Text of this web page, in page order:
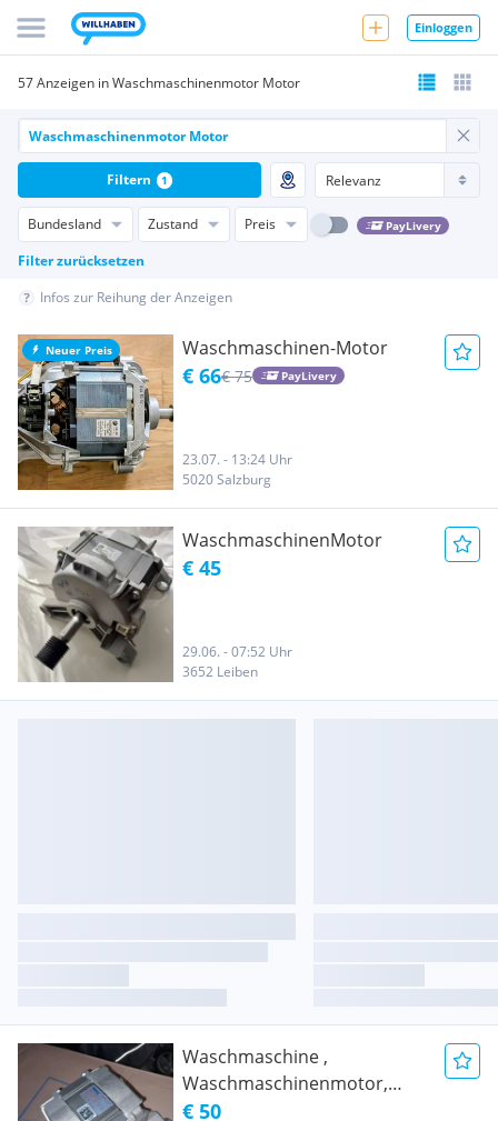
Einloggen
57 Anzeigen in Waschmaschinenmotor Motor
Bundesland Zustand Preis PayLivery
Filter zurücksetzen
Filtern 1
Infos zur Reihung der Anzeigen
Neuer Preis Waschmaschinen-Motor
€ 66€ 75 PayLivery
23.07. - 13:24 Uhr
5020 Salzburg
WaschmaschinenMotor
€ 45
29.06. - 07:52 Uhr
3652 Leiben
Waschmaschine ,
Waschmaschinenmotor,
Motor , AEG , MIELE BOSCH
€ 50